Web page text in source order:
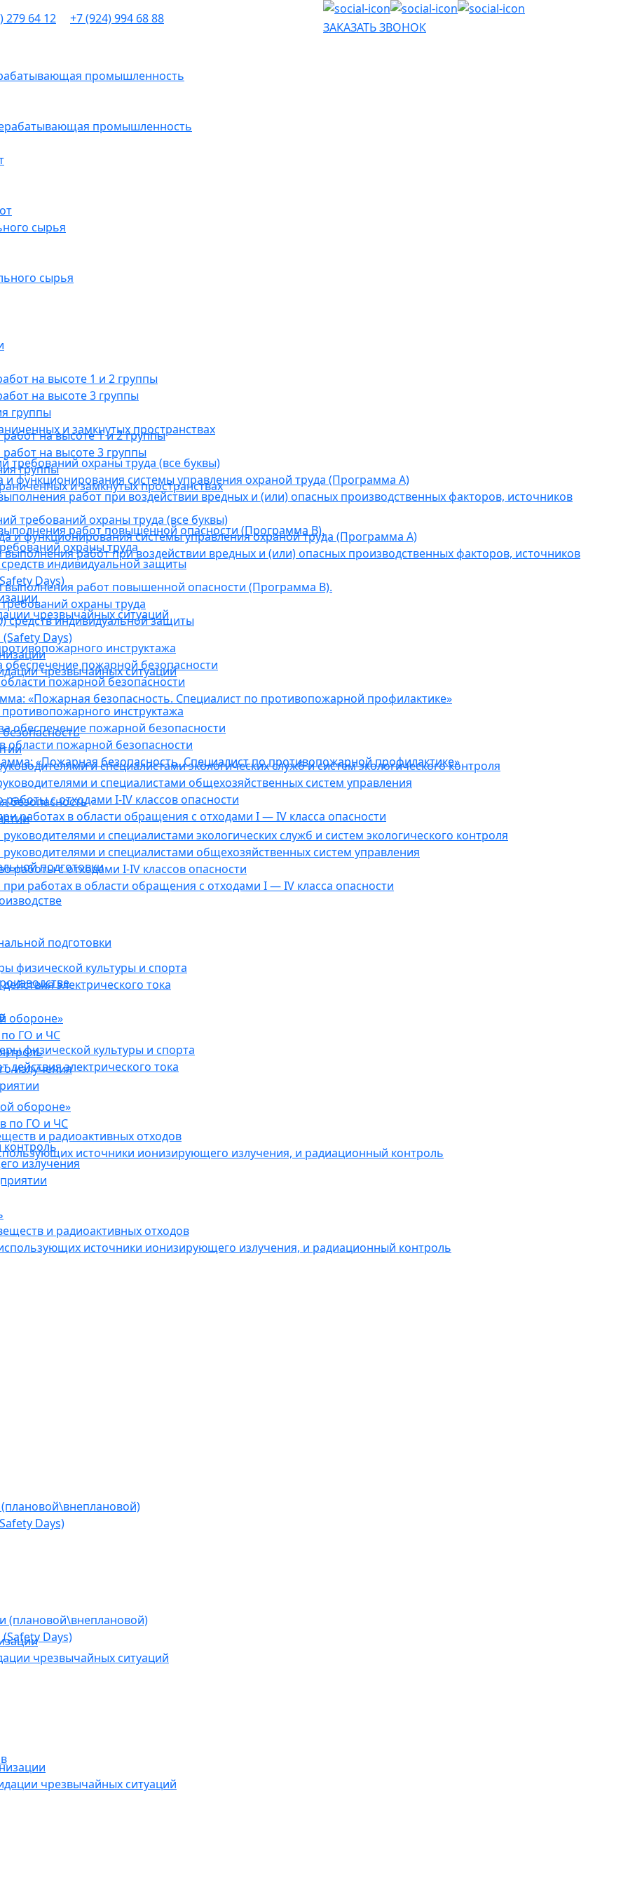
промышленность
сырья
на высоте 1 и 2 группы
на высоте 3 группы
группы
и замкнутых пространствах
требований охраны труда (все буквы)
функционирования системы управления охраной труда (Программа А)
работ при воздействии вредных и (или) опасных производственных факторов, источников
работ повышенной опасности (Программа В).
охраны труда
индивидуальной защиты
Days)
чрезвычайных ситуаций
инструктажа
пожарной безопасности
пожарной безопасности
«Пожарная безопасность. Специалист по противопожарной профилактике»
и специалистами экологических служб и систем экологического контроля
и специалистами общехозяйственных систем управления
с отходами I-IV классов опасности
работах в области обращения с отходами I — IV класса опасности
подготовки
физической культуры и спорта
электрического тока
обороне»
ГО и ЧС
излучения
и радиоактивных отходов
источники ионизирующего излучения, и радиационный контроль
Days)
чрезвычайных ситуаций
279 64 12 +7 (924) 994 68 88
ЗАКАЗАТЬ ЗВОНОК
промышленность
сырья
на высоте 1 и 2 группы
на высоте 3 группы
группы
и замкнутых пространствах
требований охраны труда (все буквы)
и функционирования системы управления охраной труда (Программа А)
работ при воздействии вредных и (или) опасных производственных факторов, источников
работ повышенной опасности (Программа В).
охраны труда
индивидуальной защиты
Days)
чрезвычайных ситуаций
инструктажа
обеспечение пожарной безопасности
пожарной безопасности
«Пожарная безопасность. Специалист по противопожарной профилактике»
безопасность
и специалистами экологических служб и систем экологического контроля
и специалистами общехозяйственных систем управления
работы с отходами I-IV классов опасности
работах в области обращения с отходами I — IV класса опасности
подготовки
физической культуры и спорта
электрического тока
обороне»
по ГО и ЧС
контроль
излучения
и радиоактивных отходов
источники ионизирующего излучения, и радиационный контроль
(плановой\внеплановой)
Days)
чрезвычайных ситуаций